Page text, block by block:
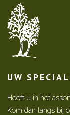
UW
Heeft u in het
Kom dan langs bij